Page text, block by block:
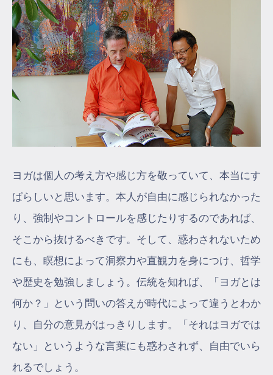
ヨガは個人の考え方や感じ方を敬っていて、本当にす
ばらしいと思います。本人が自由に感じられなかった
り、強制やコントロールを感じたりするのであれば、
そこから抜けるべきです。そして、惑わされないため
にも、瞑想によって洞察力や直観力を身につけ、哲学
や歴史を勉強しましょう。伝統を知れば、「ヨガとは
何か？」という問いの答えが時代によって違うとわか
り、自分の意見がはっきりします。「それはヨガでは
ない」というような言葉にも惑わされず、自由でいら
れるでしょう。